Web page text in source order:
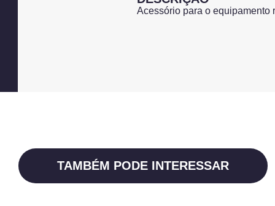
Acessório para o equipamento
TAMBÉM PODE INTERESSAR